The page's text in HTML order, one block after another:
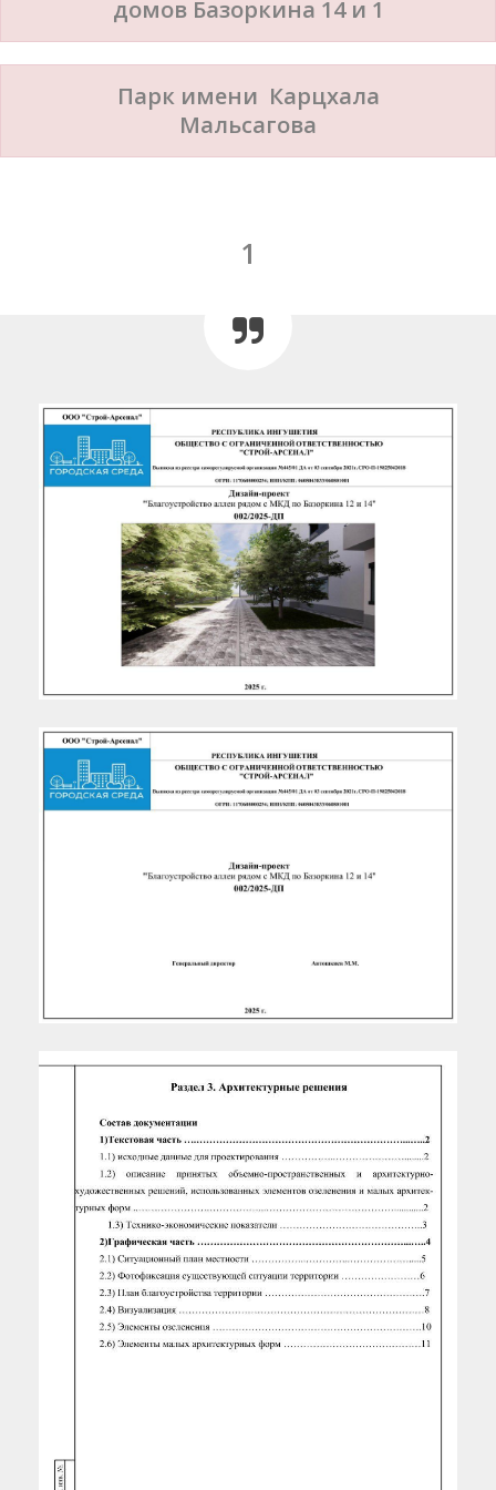
домов Базоркина 14 и 1
Парк имени Карцхала
Мальсагова
1